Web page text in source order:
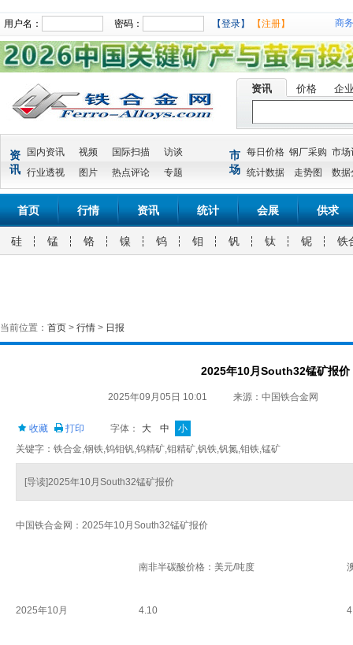
用户名： 密码： 【登录】 【注册】 商
资讯 价格 企
资
讯
国内资讯 视频 国际扫描
访谈
行业透视
图片 热点评论 专题
市
场
每日价格 钢厂采购 市场
统计数据
走势图 数据
首页 行情 资讯 统计 会展 供求
硅 锰 铬 镍 钨 钼 钒 钛 铌 铁
当前位置： 首页 > 行情 > 日报
2025年10月South32锰矿报价
2025年09月05日 10:01 来源：中国铁合金网
收藏 打印 字体： 大 中
小
关键字：铁合金,钢铁,钨钼钒,钨精矿,钼精矿,钒铁,钒氮,钼铁,锰矿
[导读]2025年10月South32锰矿报价
中国铁合金网：2025年10月South32锰矿报价
南非半碳酸价格：美元/吨度
2025年10月 4.10